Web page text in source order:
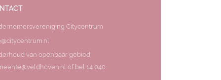
Citycentrum
van openbaar gebied
of bel 14 040